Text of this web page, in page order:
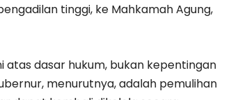
tinggi, ke Mahkamah Agung,
dasar hukum, bukan kepentingan
menurutnya, adalah pemulihan